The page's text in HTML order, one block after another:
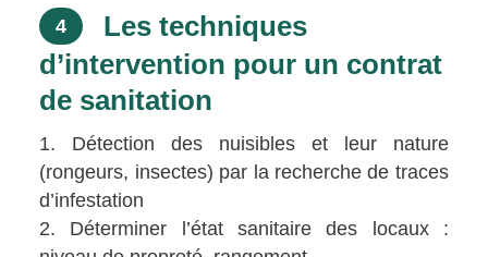
4
Les techniques
d’intervention pour un contrat
de sanitation
Détection des nuisibles et leur nature
(rongeurs, insectes) par la recherche de traces
d’infestation
Déterminer l’état sanitaire des locaux :